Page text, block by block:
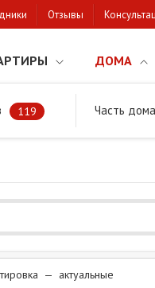
Отзывы
ДОМА
119 Часть
Дома в Ямно-Вычулки
— актуальные